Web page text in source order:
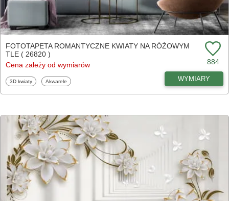
FOTOTAPETA ROMANTYCZNE KWIATY NA RÓŻOWYM
TLE ( 26820 )
Cena zależy od wymiarów
884
Fototapety
3D kwiaty Fototapety
Akwarele WYMIARY